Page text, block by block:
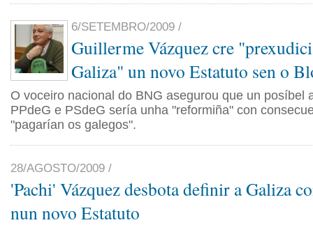
6/SETEMBRO/2009 /
Guillerme Vázquez cre
Galiza" un novo Estatuto sen o
O voceiro nacional do BNG asegurou que un posíbel
PPdeG e PSdeG sería unha "reformiña" con
"pagarían os galegos".
28/AGOSTO/2009 /
'Pachi' Vázquez desbota definir a Galiza
nun novo Estatuto